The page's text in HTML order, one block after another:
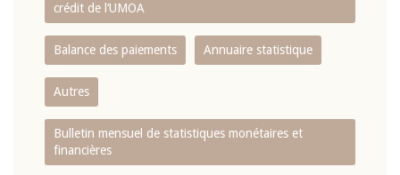
crédit de l‘UMOA
Balance des paiements Annuaire statistique
Autres
Bulletin mensuel de statistiques monétaires et
financières